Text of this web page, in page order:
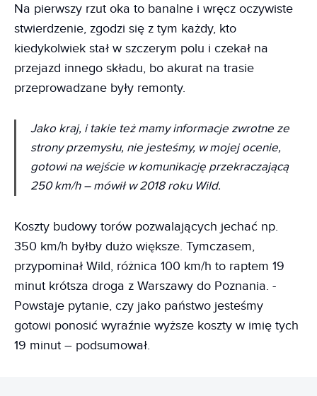
Na pierwszy rzut oka to banalne i wręcz oczywiste
stwierdzenie, zgodzi się z tym każdy, kto
kiedykolwiek stał w szczerym polu i czekał na
przejazd innego składu, bo akurat na trasie
przeprowadzane były remonty.
Jako kraj, i takie też mamy informacje zwrotne ze
strony przemysłu, nie jesteśmy, w mojej ocenie,
gotowi na wejście w komunikację przekraczającą
250 km/h – mówił w 2018 roku Wild.
Koszty budowy torów pozwalających jechać np.
350 km/h byłby dużo większe. Tymczasem,
przypominał Wild, różnica 100 km/h to raptem 19
minut krótsza droga z Warszawy do Poznania. -
Powstaje pytanie, czy jako państwo jesteśmy
gotowi ponosić wyraźnie wyższe koszty w imię tych
19 minut – podsumował.